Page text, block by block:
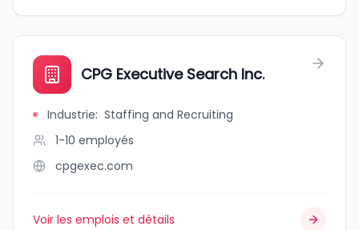
CPG Executive Search Inc.
Industrie: Staffing and Recruiting
1-10 employés
cpgexec.com
Voir les emplois et détails